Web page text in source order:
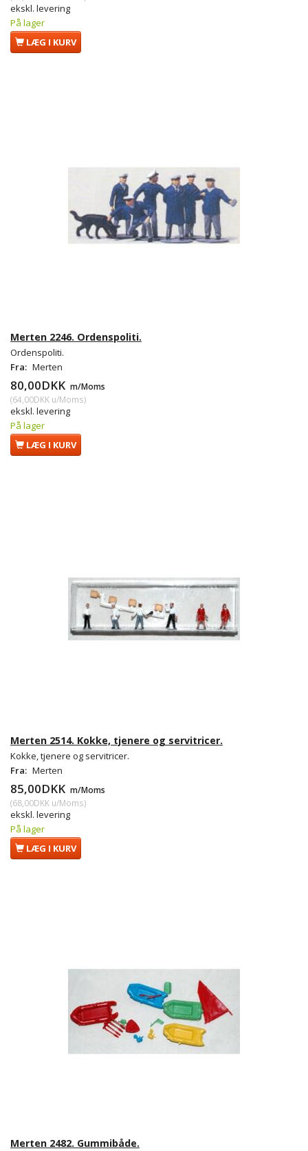
ekskl. levering
På lager
LÆG I KURV
Merten 2246. Ordenspoliti.
Ordenspoliti.
Fra: Merten
80,00DKK m/Moms
(64,00DKK u/Moms)
ekskl. levering
På lager
LÆG I KURV
Merten 2514. Kokke, tjenere og servitricer.
Kokke, tjenere og servitricer.
Fra: Merten
85,00DKK m/Moms
(68,00DKK u/Moms)
ekskl. levering
På lager
LÆG I KURV
Merten 2482. Gummibåde.